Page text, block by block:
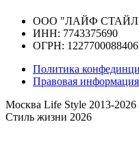
ООО "ЛАЙФ
ИНН: 7743375690
ОГРН: 1227700088406
Политика
Правовая информация
Москва Life Style 2013-
Стиль жизни 2026